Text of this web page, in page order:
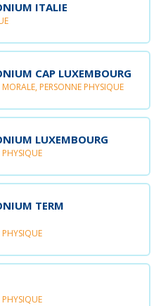
ITALIE
CAP LUXEMBOURG
PERSONNE PHYSIQUE
LUXEMBOURG
TERM